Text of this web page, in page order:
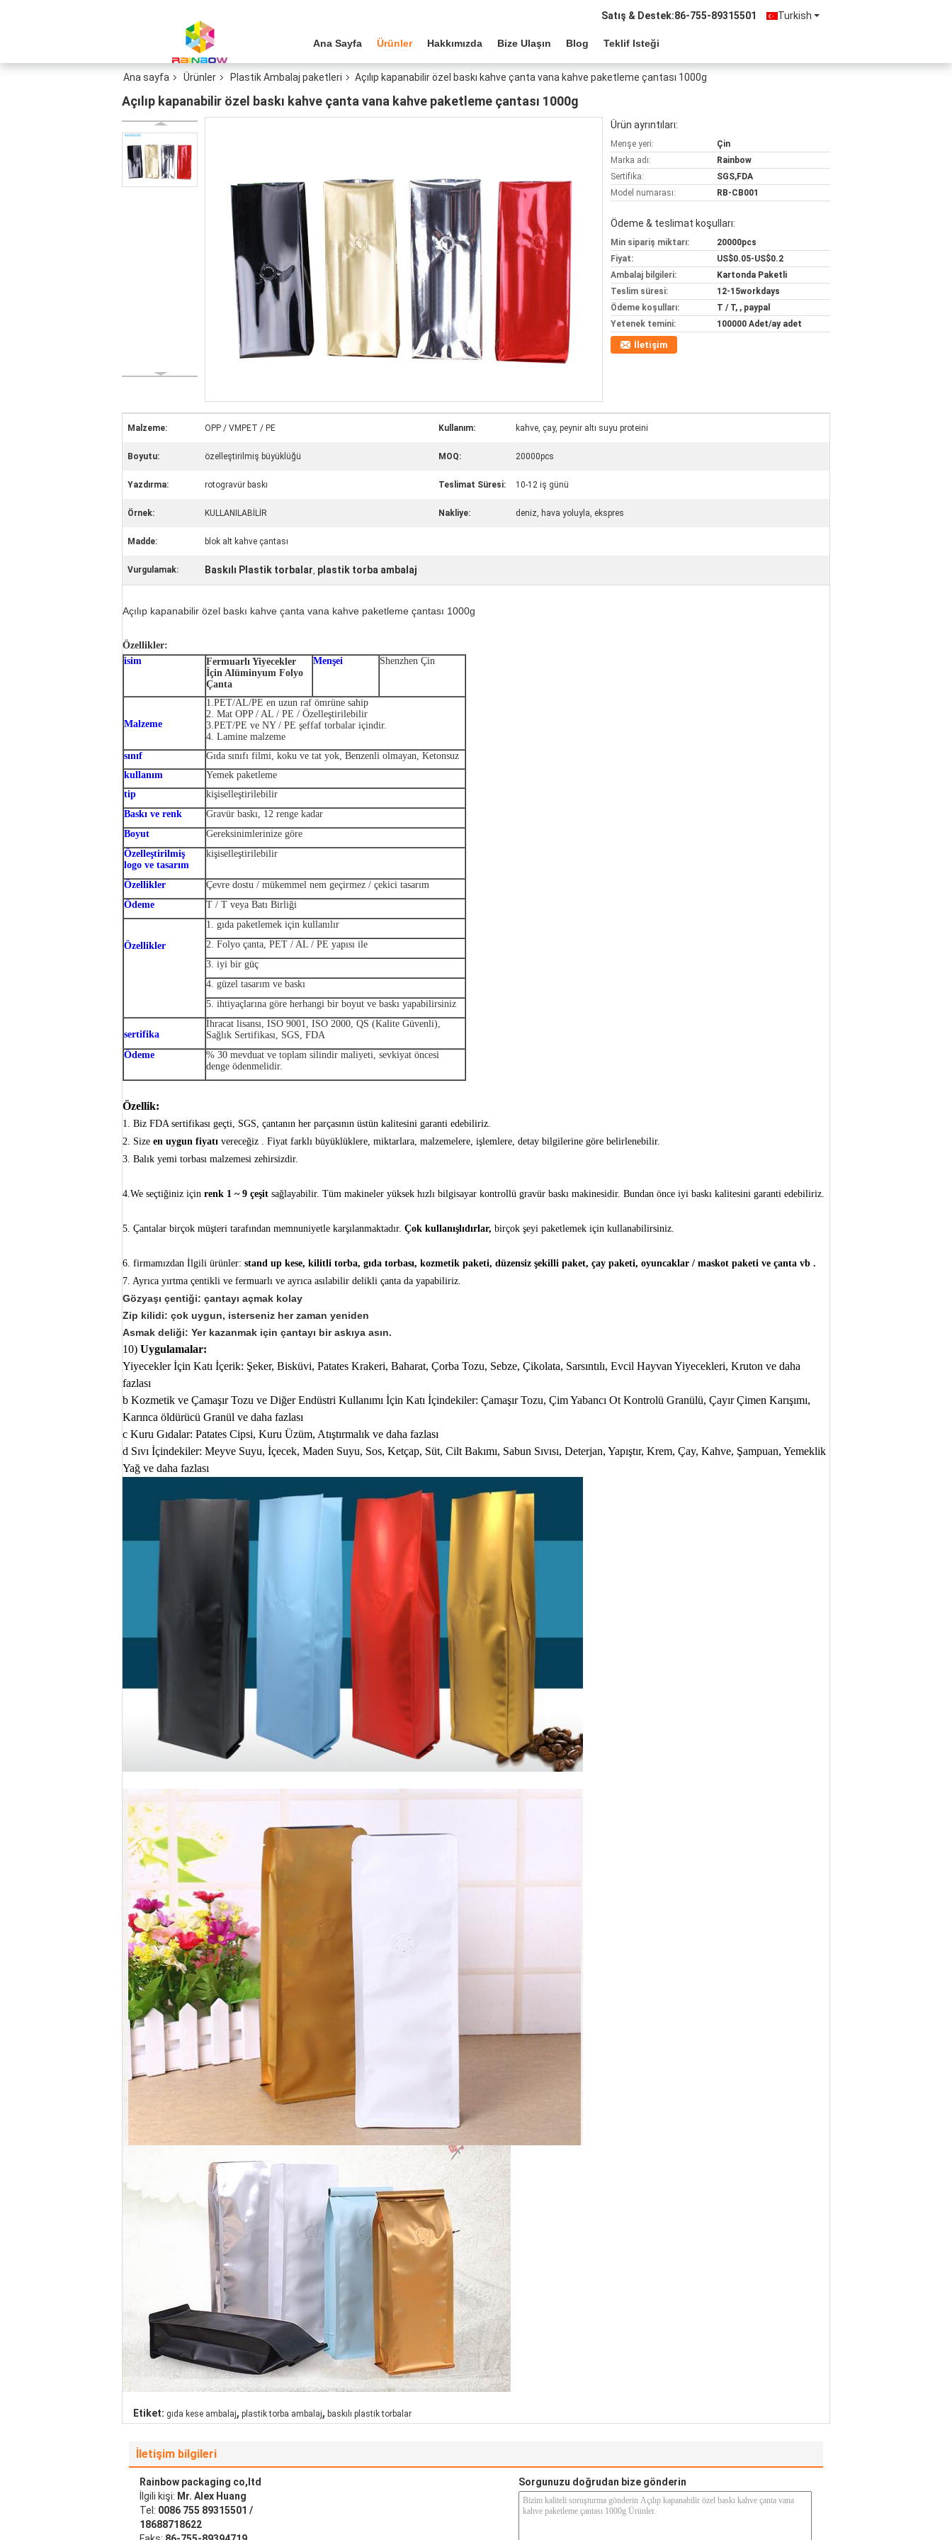
Turkish
Satış & Destek:86-755-89315501
Ana Sayfa Ürünler Hakkımızda Bize Ulaşın Blog Teklif Isteği
Ana sayfa Ürünler Plastik Ambalaj paketleri Açılıp kapanabilir özel baskı kahve çanta vana kahve paketleme çantası 1000g
Açılıp kapanabilir özel baskı kahve çanta vana kahve paketleme çantası 1000g
Ürün ayrıntıları:
Menşe yeri:
Çin
Marka adı:
Rainbow
Sertifika:
SGS,FDA
Model numarası:
RB-CB001
Ödeme & teslimat koşulları:
Min sipariş miktarı:
20000pcs
Fiyat:
US$0.05-US$0.2
Ambalaj bilgileri:
Kartonda Paketli
Teslim süresi:
12-15workdays
Ödeme koşulları:
T / T, , paypal
Yetenek temini:
100000 Adet/ay adet
İletişim
Malzeme: OPP / VMPET / PE Kullanım: kahve, çay, peynir altı suyu proteini
Boyutu: özelleştirilmiş büyüklüğü MOQ: 20000pcs
Yazdırma: rotogravür baskı Teslimat Süresi: 10-12 iş günü
Örnek: KULLANILABİLİR Nakliye: deniz, hava yoluyla, ekspres
Madde: blok alt kahve çantası
Vurgulamak: Baskılı Plastik torbalar, plastik torba ambalaj
Açılıp kapanabilir özel baskı kahve çanta vana kahve paketleme çantası 1000g
Özellikler:
isim
Fermuarlı Yiyecekler
İçin Alüminyum Folyo
Çanta
Menşei Shenzhen Çin
Malzeme
1.PET/AL/PE en uzun raf ömrüne sahip
2. Mat OPP / AL / PE / Özelleştirilebilir
3.PET/PE ve NY / PE şeffaf torbalar içindir.
4. Lamine malzeme
sınıf
Gıda sınıfı filmi, koku ve tat yok, Benzenli olmayan, Ketonsuz
kullanım
Yemek paketleme
tip
kişiselleştirilebilir
Baskı ve renk
Gravür baskı, 12 renge kadar
Boyut
Gereksinimlerinize göre
Özelleştirilmiş
logo ve tasarım
kişiselleştirilebilir
Özellikler
Çevre dostu / mükemmel nem geçirmez / çekici tasarım
Ödeme
T / T veya Batı Birliği
Özellikler
1. gıda paketlemek için kullanılır
2. Folyo çanta, PET / AL / PE yapısı ile
3. iyi bir güç
4. güzel tasarım ve baskı
5. ihtiyaçlarına göre herhangi bir boyut ve baskı yapabilirsiniz
sertifika
İhracat lisansı, ISO 9001, ISO 2000, QS (Kalite Güvenli),
Sağlık Sertifikası, SGS, FDA
Ödeme
% 30 mevduat ve toplam silindir maliyeti, sevkiyat öncesi
denge ödenmelidir.
Özellik:
1. Biz FDA sertifikası geçti, SGS, çantanın her parçasının üstün kalitesini garanti edebiliriz.
2. Size en uygun fiyatı vereceğiz . Fiyat farklı büyüklüklere, miktarlara, malzemelere, işlemlere, detay bilgilerine göre belirlenebilir.
3. Balık yemi torbası malzemesi zehirsizdir.
4.We seçtiğiniz için renk 1 ~ 9 çeşit sağlayabilir. Tüm makineler yüksek hızlı bilgisayar kontrollü gravür baskı makinesidir. Bundan önce iyi baskı kalitesini garanti edebiliriz.
5. Çantalar birçok müşteri tarafından memnuniyetle karşılanmaktadır. Çok kullanışlıdırlar, birçok şeyi paketlemek için kullanabilirsiniz.
6. firmamızdan İlgili ürünler: stand up kese, kilitli torba, gıda torbası, kozmetik paketi, düzensiz şekilli paket, çay paketi, oyuncaklar / maskot paketi ve çanta vb .
7. Ayrıca yırtma çentikli ve fermuarlı ve ayrıca asılabilir delikli çanta da yapabiliriz.
Gözyaşı çentiği: çantayı açmak kolay
Zip kilidi: çok uygun, isterseniz her zaman yeniden
Asmak deliği: Yer kazanmak için çantayı bir askıya asın.
10) Uygulamalar:
Yiyecekler İçin Katı İçerik: Şeker, Bisküvi, Patates Krakeri, Baharat, Çorba Tozu, Sebze, Çikolata, Sarsıntılı, Evcil Hayvan Yiyecekleri, Kruton ve daha
fazlası
b Kozmetik ve Çamaşır Tozu ve Diğer Endüstri Kullanımı İçin Katı İçindekiler: Çamaşır Tozu, Çim Yabancı Ot Kontrolü Granülü, Çayır Çimen Karışımı,
Karınca öldürücü Granül ve daha fazlası
c Kuru Gıdalar: Patates Cipsi, Kuru Üzüm, Atıştırmalık ve daha fazlası
d Sıvı İçindekiler: Meyve Suyu, İçecek, Maden Suyu, Sos, Ketçap, Süt, Cilt Bakımı, Sabun Sıvısı, Deterjan, Yapıştır, Krem, Çay, Kahve, Şampuan, Yemeklik
Yağ ve daha fazlası
Etiket: gıda kese ambalaj, plastik torba ambalaj, baskılı plastik torbalar
İletişim bilgileri
Rainbow packaging co,ltd
İlgili kişi: Mr. Alex Huang
Tel: 0086 755 89315501 /
18688718622
Sorgunuzu doğrudan bize gönderin